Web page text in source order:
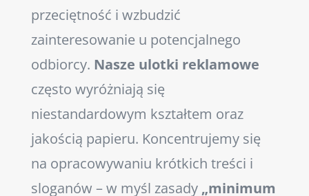
przeciętność i wzbudzić
zainteresowanie u potencjalnego
odbiorcy. Nasze ulotki reklamowe
często wyróżniają się
niestandardowym kształtem oraz
jakością papieru. Koncentrujemy się
na opracowywaniu krótkich treści i
sloganów – w myśl zasady „minimum